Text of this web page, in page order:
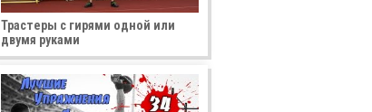
Трастеры с гирями одной или
двумя руками